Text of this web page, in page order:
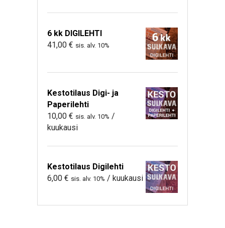
6 kk DIGILEHTI
41,00 € sis. alv. 10%
Kestotilaus Digi- ja
Paperilehti
10,00 € sis. alv. 10% /
kuukausi
Kestotilaus Digilehti
6,00 € sis. alv. 10% / kuukausi